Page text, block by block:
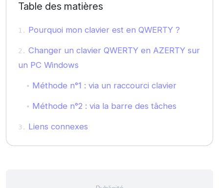
Table des matières
Pourquoi mon clavier est en QWERTY ?
Changer un clavier QWERTY en AZERTY sur
un PC Windows
Méthode n°1 : via un raccourci clavier
Méthode n°2 : via la barre des tâches
Liens connexes